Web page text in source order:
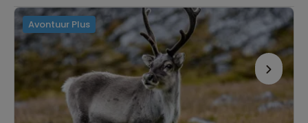
Best beoordeelde reisroutes
Het grootste reisaanbod
Persoonlijk én deskundig reisadvies
Avontuur Plus